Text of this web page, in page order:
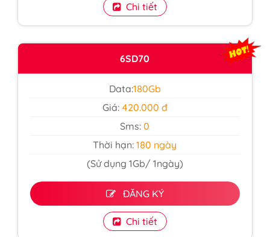
Chi tiết
6SD70
Data:180Gb
Giá: 420.000 đ
Sms:0
Thời hạn: 180 ngày
(Sử dụng 1Gb/ 1ngày)
ĐĂNG KÝ
Chi tiết